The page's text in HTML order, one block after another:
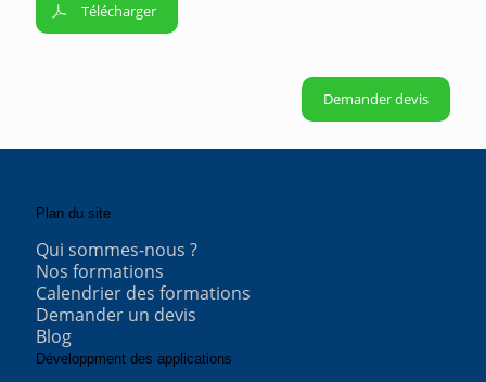
Télécharger
Demander devis
Plan du site
Qui sommes-nous ?
Nos formations
Calendrier des formations
Demander un devis
Blog
Développment des applications